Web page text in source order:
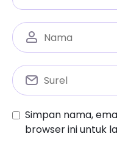
Simpan nama,
browser ini untuk